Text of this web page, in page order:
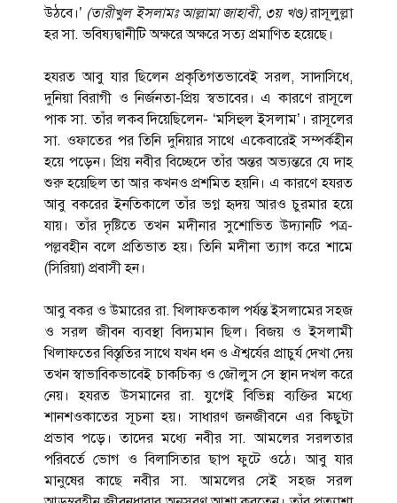
উঠবে।’ (তারীখুল ইসলামঃ আল্লামা জাহাবী, ৩য় খণ্ড)রাসূলুল্লা
হর সা. ভবিষ্যদ্বানীটি অক্ষরে অক্ষরে সত্য প্রমাণিত হয়েছে।
হযরত আবু যার ছিলেন প্রকৃতিগতভাবেই সরল, সাদাসিধে,
দুনিয়া বিরাগী ও নির্জনতা-প্রিয় স্বভাবের। এ কারণে রাসূলে
পাক সা. তাঁর লকব দিয়েছিলেন- ‘মসিহুল ইসলাম’। রাসূলের
সা. ওফাতের পর তিনি দুনিয়ার সাথে একেবারেই সম্পর্কহীন
হয়ে পড়েন। প্রিয় নবীর বিচ্ছেদে তাঁর অন্তর অভ্যন্তরে যে দাহ
শুরু হয়েছিল তা আর কখনও প্রশমিত হয়নি। এ কারণে হযরত
আবু বকরের ইনতিকালে তাঁর ভগ্ন হৃদয় আরও চুরমার হয়ে
যায়। তাঁর দৃষ্টিতে তখন মদীনার সুশোভিত উদ্যানটি পত্র-
পল্লবহীন বলে প্রতিভাত হয়। তিনি মদীনা ত্যাগ করে শামে
(সিরিয়া) প্রবাসী হন।
আবু বকর ও উমারের রা. খিলাফতকাল পর্যন্ত ইসলামের সহজ
ও সরল জীবন ব্যবস্থা বিদ্যমান ছিল। বিজয় ও ইসলামী
খিলাফতের বিস্তৃতির সাথে যখন ধন ও ঐশ্বর্যের প্রাচুর্য দেখা দেয়
তখন স্বাভাবিকভাবেই চাকচিক্য ও জৌলুস সে স্থান দখল করে
নেয়। হযরত উসমানের রা. যুগেই বিভিন্ন ব্যক্তির মধ্যে
শানশওকাতের সূচনা হয়। সাধারণ জনজীবনে এর কিছুটা
প্রভাব পড়ে। তাদের মধ্যে নবীর সা. আমলের সরলতার
পরিবর্তে ভোগ ও বিলাসিতার ছাপ ফুটে ওঠে। আবু যার
মানুষের কাছে নবীর সা. আমলের সেই সহজ সরল